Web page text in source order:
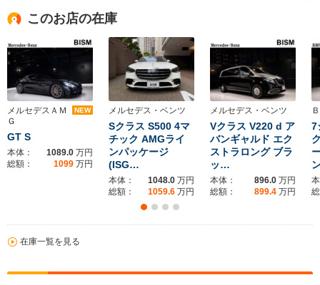
このお店の在庫
メルセデスＡＭ
Ｇ
NEW
GT S
本体： 1089.0 万円
総額：
1099 万円
メルセデス・ベンツ
Sクラス S500 4マ
チック AMGライ
ンパッケージ
(ISG…
本体： 1048.0 万円
総額：
1059.6 万円
メルセデス・ベンツ
Vクラス V220 d ア
バンギャルド エク
ストラロング ブラ
ッ…
本体： 896.0 万円
総額：
899.4 万円
7
在庫一覧を見る